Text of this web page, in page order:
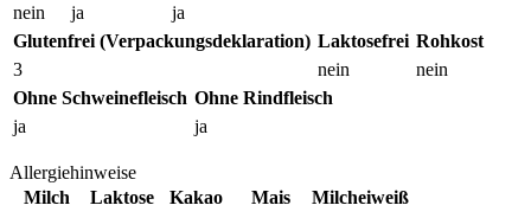
nein
ja
ja
Glutenfrei (Verpackungsdeklaration)
3
Laktosefrei
nein
Rohkost
nein
Ohne Schweinefleisch
ja
Ohne Rindfleisch
ja
Allergiehinweise
Milch
Laktose
Kakao
Mais
Milcheiweiß